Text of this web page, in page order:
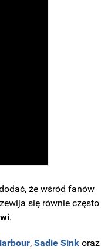
że wśród fanów
się równie często
.
,Sadie Sink oraz